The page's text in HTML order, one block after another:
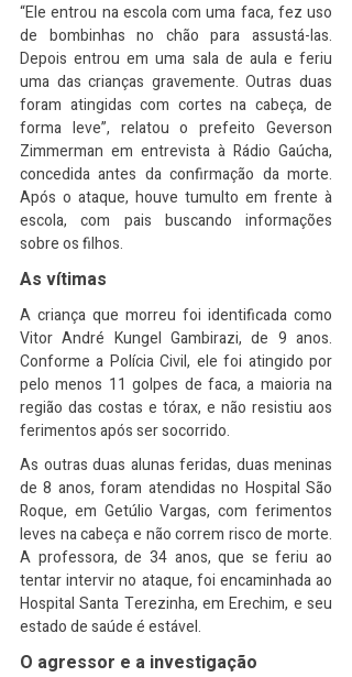
“Ele entrou na escola com uma faca, fez uso
de bombinhas no chão para assustá-las.
Depois entrou em uma sala de aula e feriu
uma das crianças gravemente. Outras duas
foram atingidas com cortes na cabeça, de
forma leve”, relatou o prefeito Geverson
Zimmerman em entrevista à Rádio Gaúcha,
concedida antes da confirmação da morte.
Após o ataque, houve tumulto em frente à
escola, com pais buscando informações
sobre os filhos.
As vítimas
A criança que morreu foi identificada como
Vitor André Kungel Gambirazi, de 9 anos.
Conforme a Polícia Civil, ele foi atingido por
pelo menos 11 golpes de faca, a maioria na
região das costas e tórax, e não resistiu aos
ferimentos após ser socorrido.
As outras duas alunas feridas, duas meninas
de 8 anos, foram atendidas no Hospital São
Roque, em Getúlio Vargas, com ferimentos
leves na cabeça e não correm risco de morte.
A professora, de 34 anos, que se feriu ao
tentar intervir no ataque, foi encaminhada ao
Hospital Santa Terezinha, em Erechim, e seu
estado de saúde é estável.
O agressor e a investigação